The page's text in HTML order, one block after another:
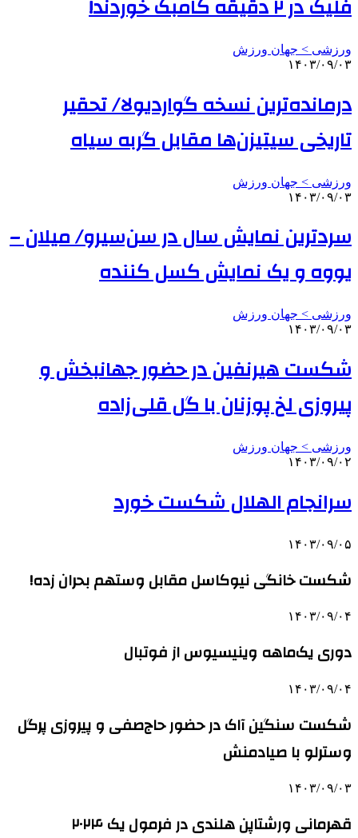
فلیک در ۲ دقیقه کامبک خوردند!
ورزشی > جهان ورزش
۱۴۰۳/۰۹/۰۳
درمانده‌ترین نسخه گواردیولا/ تحقیر
تاریخی سیتیزن‌ها مقابل گربه سیاه
ورزشی > جهان ورزش
۱۴۰۳/۰۹/۰۳
سردترین نمایش سال در سن‌سیرو/ میلان –
یووه و یک نمایش کسل کننده
ورزشی > جهان ورزش
۱۴۰۳/۰۹/۰۳
شکست هیرنفین در حضور جهانبخش و
پیروزی لخ پوزنان با گل قلی‌زاده
ورزشی > جهان ورزش
۱۴۰۳/۰۹/۰۲
سرانجام الهلال شکست خورد
۱۴۰۳/۰۹/۰۵
شکست خانگی نیوکاسل مقابل وستهم بحران زده!
۱۴۰۳/۰۹/۰۴
دوری یک‌ماهه وینیسیوس از فوتبال
۱۴۰۳/۰۹/۰۴
شکست سنگین آاک در حضور حاج‌صفی و پیروزی پرگل
وسترلو با صیادمنش
۱۴۰۳/۰۹/۰۳
قهرمانی ورشتاپن هلندی در فرمول یک ۲۰۲۴